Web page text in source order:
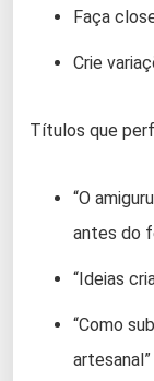
Faça
Crie
Títulos que
“O
antes do
“Ideias
“Como
artesanal”